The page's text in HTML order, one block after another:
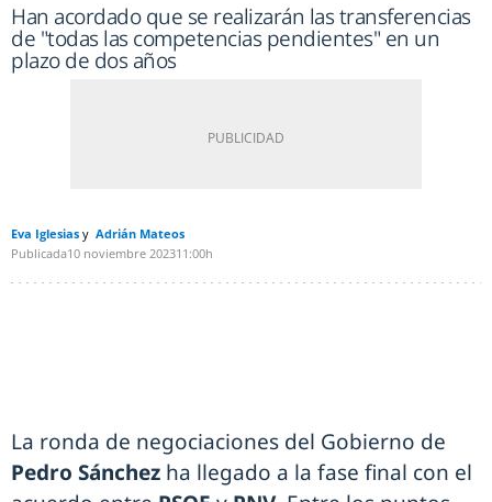
Han acordado que se realizarán las transferencias
de "todas las competencias pendientes" en un
plazo de dos años
Eva Iglesias
Adrián Mateos
Publicada10 noviembre 202311:00h
La ronda de negociaciones del Gobierno de
Pedro Sánchez ha llegado a la fase final con el